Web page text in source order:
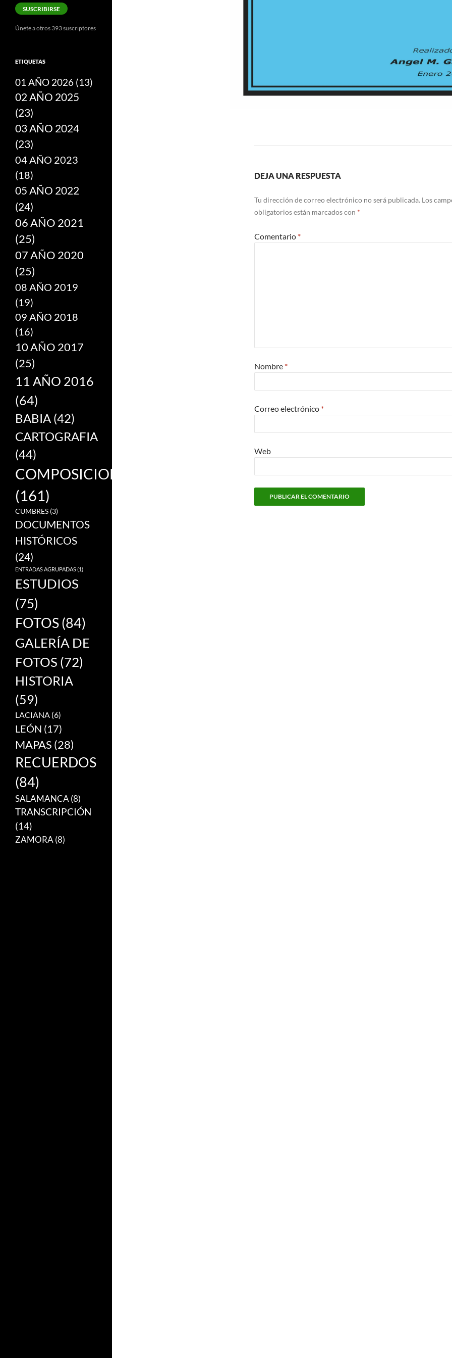
DEJA UNA RESPUESTA
Tu dirección de correo electrónico no será publicada. Los
obligatorios están marcados con *
Comentario *
Nombre *
Correo electrónico *
Web
correo
electrónico
SUSCRIBIRSE
Únete a otros 393 suscriptores
ETIQUETAS
01 AÑO 2026 (13)
02 AÑO 2025
(23)
03 AÑO 2024
(23)
04 AÑO 2023
(18)
05 AÑO 2022
(24)
06 AÑO 2021
(25)
07 AÑO 2020
(25)
08 AÑO 2019
(19)
09 AÑO 2018
(16)
10 AÑO 2017
(25)
11 AÑO 2016
(64)
BABIA (42)
CARTOGRAFIA
(44)
COMPOSICIONES
(161)
CUMBRES (3)
DOCUMENTOS
HISTÓRICOS
(24)
ENTRADAS AGRUPADAS(1)
ESTUDIOS
(75)
FOTOS(84)
GALERÍA DE
FOTOS (72)
HISTORIA
(59)
LACIANA (6)
LEÓN (17)
MAPAS (28)
RECUERDOS
(84)
SALAMANCA (8)
TRANSCRIPCIÓN
(14)
ZAMORA (8)